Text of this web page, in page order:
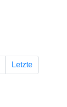
Letzte